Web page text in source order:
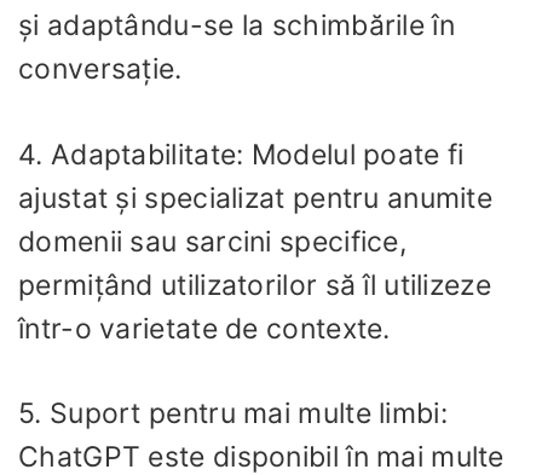
și adaptându-se la schimbările în
conversație.
4. Adaptabilitate: Modelul poate fi
ajustat și specializat pentru anumite
domenii sau sarcini specifice,
permițând utilizatorilor să îl utilizeze
într-o varietate de contexte.
5. Suport pentru mai multe limbi:
ChatGPT este disponibil în mai multe